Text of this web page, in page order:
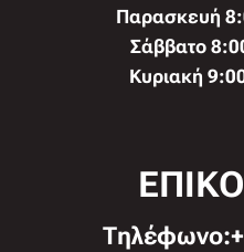
Παρασκευή
Σάββατο
Κυριακή